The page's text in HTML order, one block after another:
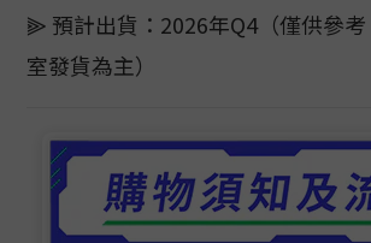
⫸ 預計出貨：2026年Q4（僅供參
室發貨為主）